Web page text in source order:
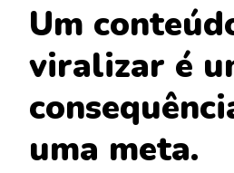
Um
viralizar é
uma meta.